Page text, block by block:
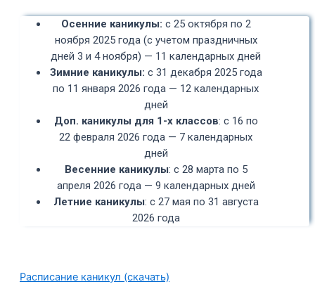
Осенние каникулы: с 25 октября по 2
ноября 2025 года (с учетом праздничных
дней 3 и 4 ноября) — 11 календарных дней
Зимние каникулы: с 31 декабря 2025 года
по 11 января 2026 года — 12 календарных
дней
Доп. каникулы для 1-х классов: с 16 по
22 февраля 2026 года — 7 календарных
дней
Весенние каникулы: с 28 марта по 5
апреля 2026 года — 9 календарных дней
Летние каникулы: с 27 мая по 31 августа
2026 года
Расписание каникул (скачать)